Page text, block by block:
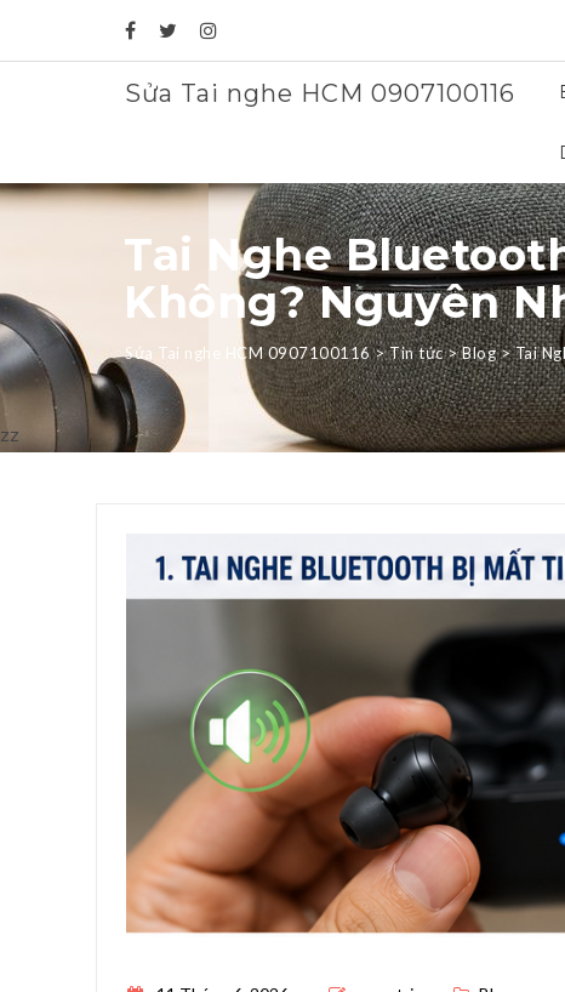
Sửa Tai nghe HCM 0907100116
Tai Nghe
Không? Nguyên
Sửa Tai nghe HCM 0907100116>Tin tức>Blog>Tai
zz